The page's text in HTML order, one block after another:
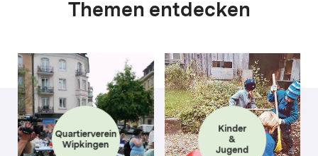
Themen entdecken
Quartierverein
Wipkingen
Kinder
&
Jugend